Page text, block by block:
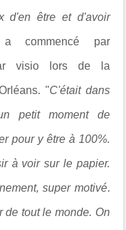
d'en être et d'avoir
commencé par
visio lors de la
"C'était dans
petit moment de
pour y être à 100%.
à voir sur le papier.
super motivé.
de tout le monde. On